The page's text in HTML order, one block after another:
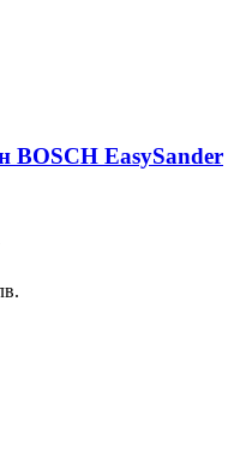
EasySander